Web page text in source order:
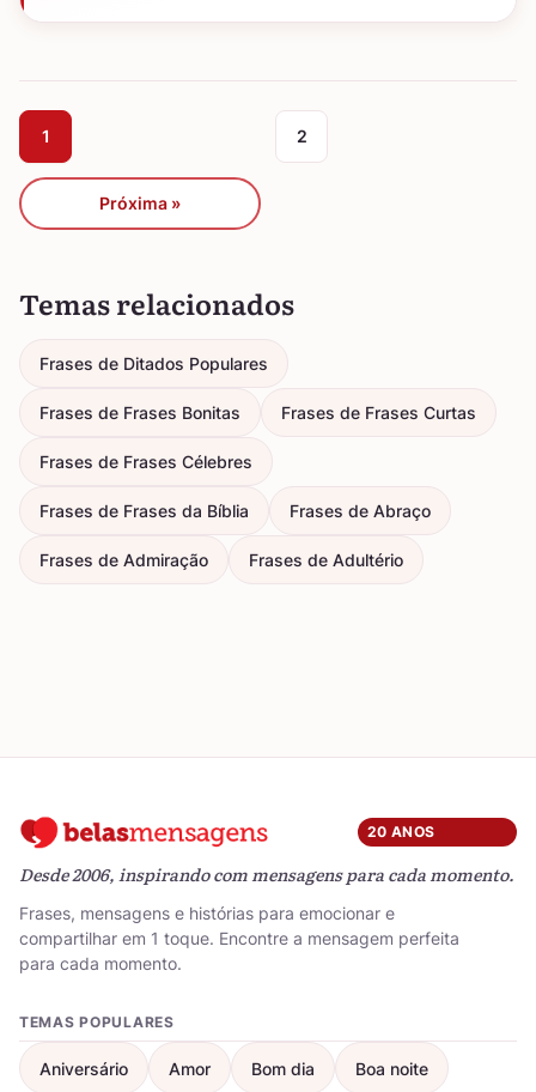
1 2
Próxima »
Temas relacionados
Frases de Ditados Populares
Frases de Frases Bonitas Frases de Frases Curtas
Frases de Frases Célebres
Frases de Frases da Bíblia Frases de Abraço
Frases de Admiração Frases de Adultério
20 ANOS
Desde 2006, inspirando com mensagens para cada momento.
Frases, mensagens e histórias para emocionar e
compartilhar em 1 toque. Encontre a mensagem perfeita
para cada momento.
TEMAS POPULARES
Aniversário Amor Bom dia Boa noite